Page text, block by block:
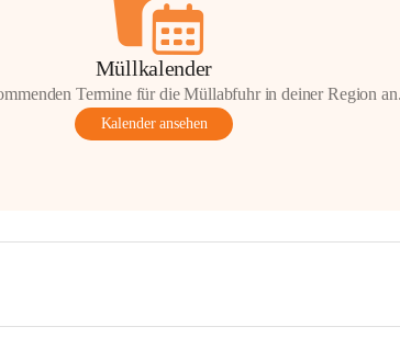
Müllkalender
Termine für die Müllabfuhr in deiner Region
Kalender ansehen